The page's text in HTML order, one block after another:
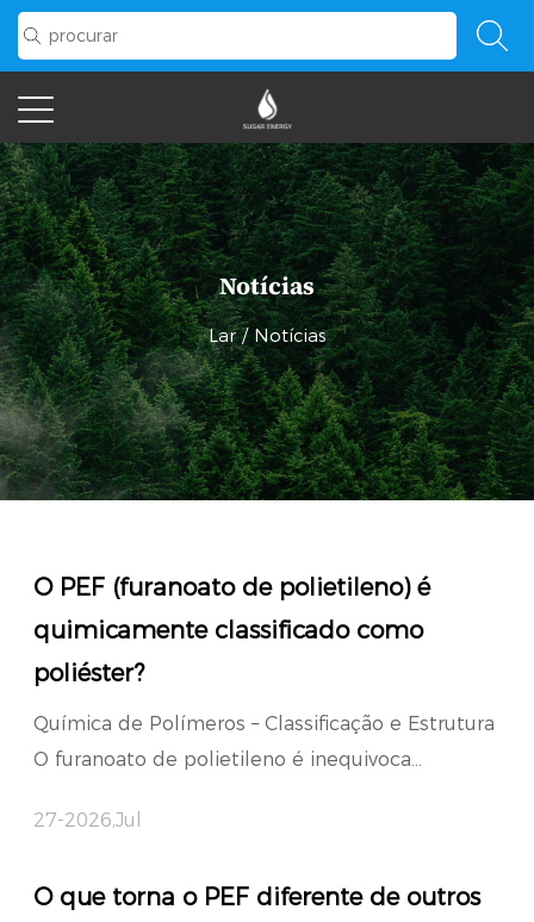
Notícias
Lar/ Notícias
O PEF (furanoato de polietileno) é
quimicamente classificado como
poliéster?
Química de Polímeros – Classificação e Estrutura
O furanoato de polietileno é inequivoca...
27-2026,Jul
O que torna o PEF diferente de outros